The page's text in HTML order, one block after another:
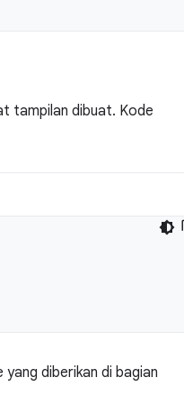
tampilan dibuat. Kode
diberikan di bagian